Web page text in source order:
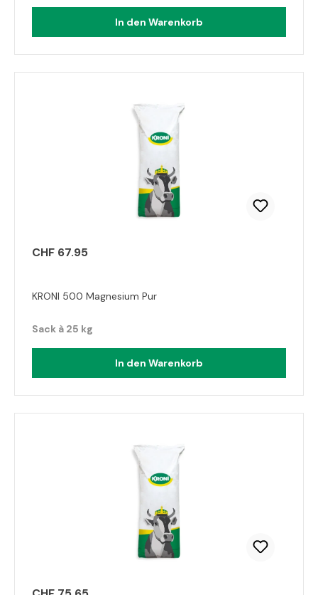
In den Warenkorb
CHF 67.95
KRONI 500 Magnesium Pur
Sack à 25 kg
In den Warenkorb